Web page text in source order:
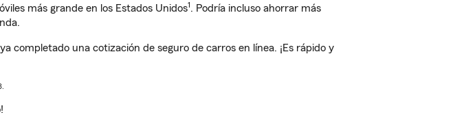
más grande en los Estados Unidos1. Podría incluso ahorrar más
completado una cotización de seguro de carros en línea. ¡Es rápido y